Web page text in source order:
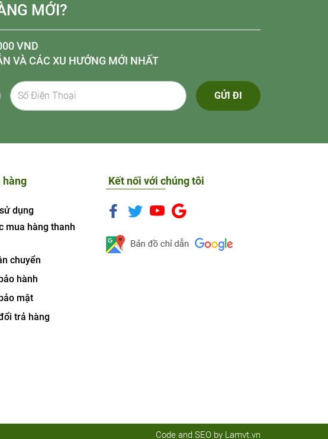
MỚI?
VND
VÀ CÁC XU HƯỚNG MỚI NHẤT
GỬI ĐI
hàng
dụng
mua hàng thanh
chuyển
hành
mật
trả hàng
Kết nối với chúng tôi
Code and SEO by Lamvt.vn